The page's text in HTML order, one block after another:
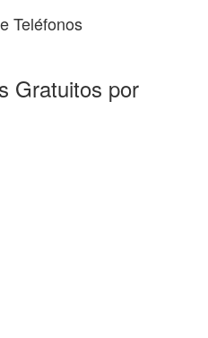
Teléfonos
Gratuitos por